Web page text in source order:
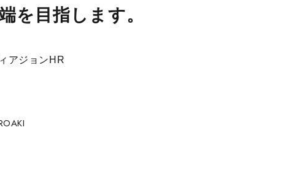
を目指します。
アジョンHR